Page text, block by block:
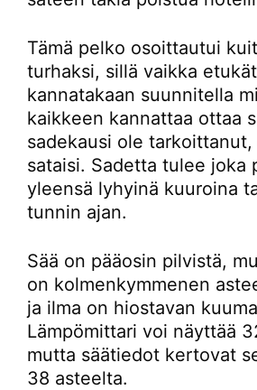
Tämä pelko osoittautui
turhaksi, sillä vaikka
kannatakaan suunnitella
kaikkeen kannattaa ottaa
sadekausi ole
sataisi. Sadetta tulee joka
yleensä lyhyinä kuuroina
tunnin ajan.
Sää on pääosin pilvistä,
on kolmenkymmenen
ja ilma on hiostavan
Lämpömittari voi näyttää
mutta säätiedot kertovat
38 asteelta.